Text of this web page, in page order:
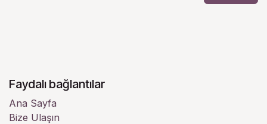
Faydalı bağlantılar
Ana Sayfa
Bize Ulaşın